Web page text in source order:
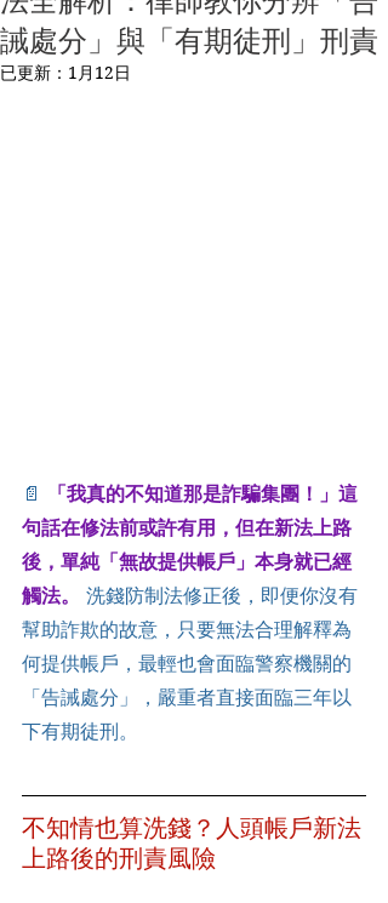
誡處分」與「有期徒刑」刑責
已更新： 1月12日
📄
「我真的不知道那是詐騙集團！」這
句話在修法前或許有用，但在新法上路
後，單純「無故提供帳戶」本身就已經
觸法。
洗錢防制法修正後，即便你沒有
幫助詐欺的故意，只要無法合理解釋為
何提供帳戶，最輕也會面臨警察機關的
「告誡處分」，嚴重者直接面臨三年以
下有期徒刑。
不知情也算洗錢？人頭帳戶新法
上路後的刑責風險